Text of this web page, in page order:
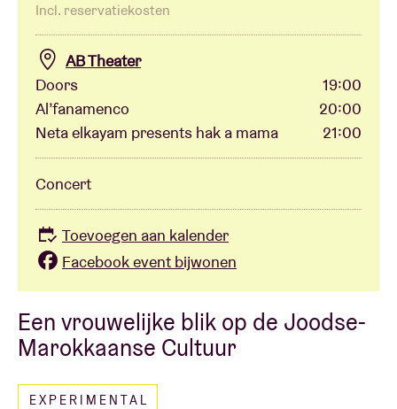
ABtv
Concertcheque
Over AB
Contact
Een vrouwelijke blik op de Joodse-
Marokkaanse Cultuur
EXPERIMENTAL
Incl. reservatiekosten
AB Theater
Doors
19:00
Al’fanamenco
20:00
Neta elkayam presents hak a mama
21:00
Concert
Toevoegen aan kalender
Facebook event bijwonen